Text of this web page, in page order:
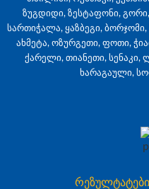
ზუგდიდი, ზესტაფონი,
სართიჭალა, ყაზბეგი,
ახმეტა, ოზურგეთი, ფოთი,
ქარელი, თიანეთი, სენაკი,
ხარაგაული,